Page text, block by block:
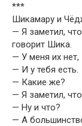
***
Шикамару и
— Я заметил,
говорит Шика.
— У меня их
— И у тебя есть.
— Какие же?
— Я заметил,
— Ну и что?
— А